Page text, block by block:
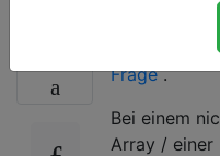
Dies ist
Frage.
Bei einem
Array / einer